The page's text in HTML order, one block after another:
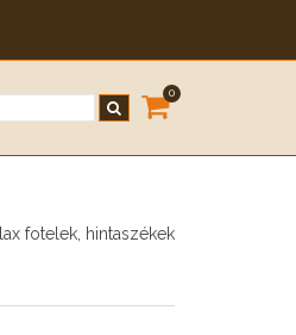
0
fotelek, hintaszékek